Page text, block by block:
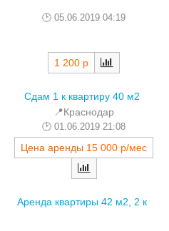
05.06.2019 04:19
1 200 р
Сдам 1 к квартиру 40 м2
📍Краснодар
01.06.2019 21:08
Цена аренды 15 000 р/мес
Аренда квартиры 42 м2, 2 к